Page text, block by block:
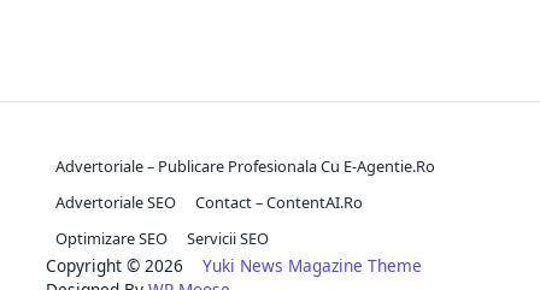
Advertoriale – Publicare Profesionala Cu E-Agentie.ro
Advertoriale SEO
Contact – ContentAI.ro
Optimizare SEO
Servicii SEO
Copyright © 2026 Yuki News Magazine Theme